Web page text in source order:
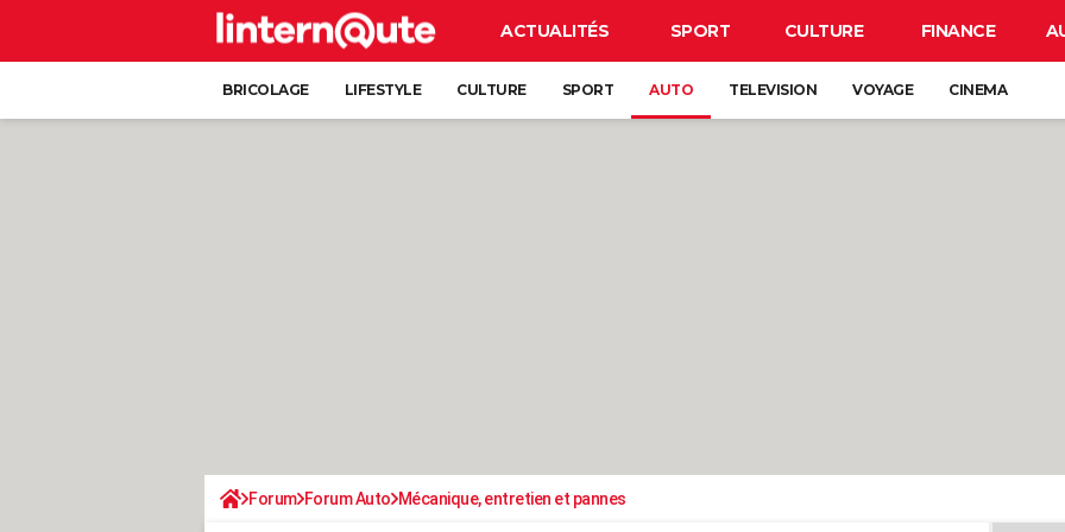
ACTUALITÉS SPORT CULTURE FINANCE
BRICOLAGE LIFESTYLE CULTURE SPORT AUTO TELEVISION VOYAGE CINEMA
Forum Forum Auto Mécanique, entretien et pannes